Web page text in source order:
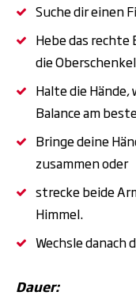
Suche dir einen
Hebe das rechte
die
Halte die
Balance am
Bringe deine
zusammen oder
strecke beide
Himmel.
Wechsle danach
Dauer: